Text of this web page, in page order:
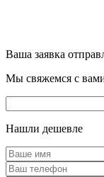
Ваша заявка
Мы свяжемся с
Нашли дешевле